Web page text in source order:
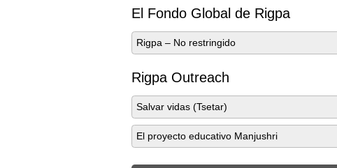
El Fondo Global de Rigpa
Rigpa – No restringido
Rigpa Outreach
Salvar vidas (Tsetar)
El proyecto educativo Manjushri